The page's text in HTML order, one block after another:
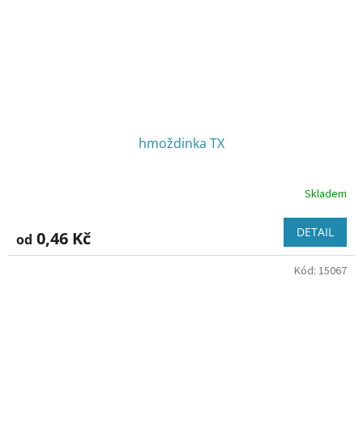
hmoždinka TX
Skladem
od 0,46 Kč DETAIL
Kód: 15067